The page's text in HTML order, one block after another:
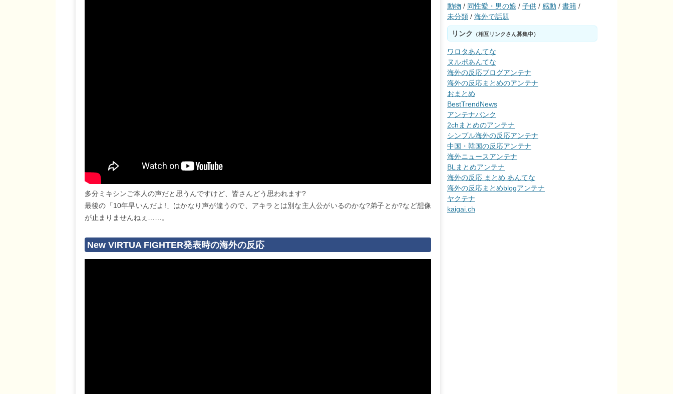
多分ミキシンご本人の声だと思うんですけど、皆さんどう思われます?
最後の「10年早いんだよ!」はかなり声が違うので、アキラとは別な主人公がいるのかな?弟子とか?など想像
が止まりませんねぇ……。
New VIRTUA FIGHTER発表時の海外の反応
動物 / 同性愛・男の娘 / 子供 / 感動 / 書籍 /
未分類 / 海外で話題
リンク （相互リンクさん募集中）
ワロタあんてな
ヌルポあんてな
海外の反応ブログアンテナ
海外の反応まとめのアンテナ
おまとめ
BestTrendNews
アンテナバンク
2chまとめのアンテナ
シンプル海外の反応アンテナ
中国・韓国の反応アンテナ
海外ニュースアンテナ
BLまとめアンテナ
海外の反応 まとめ あんてな
海外の反応まとめblogアンテナ
ヤクテナ
kaigai.ch